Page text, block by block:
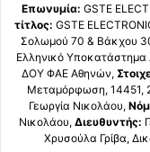
Επωνυμία: GSTE
τίτλος: GSTE
Σολωμού 70 & Βάκχου
Ελληνικό
ΔΟΥ ΦΑΕ Αθηνών,
Μεταμόρφωση, 14451,
Γεωργία Νικολάου,
Νικολάου, Διευθυντής:
Χρυσούλα Γρίβα,